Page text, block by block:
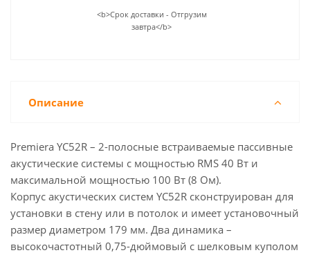
<b>Срок доставки - Отгрузим
завтра</b>
Описание
Premiera YC52R – 2-полосные встраиваемые пассивные
акустические системы с мощностью RMS 40 Вт и
максимальной мощностью 100 Вт (8 Ом).
Корпус акустических систем YC52R сконструирован для
установки в стену или в потолок и имеет установочный
размер диаметром 179 мм. Два динамика –
высокочастотный 0,75-дюймовый с шелковым куполом